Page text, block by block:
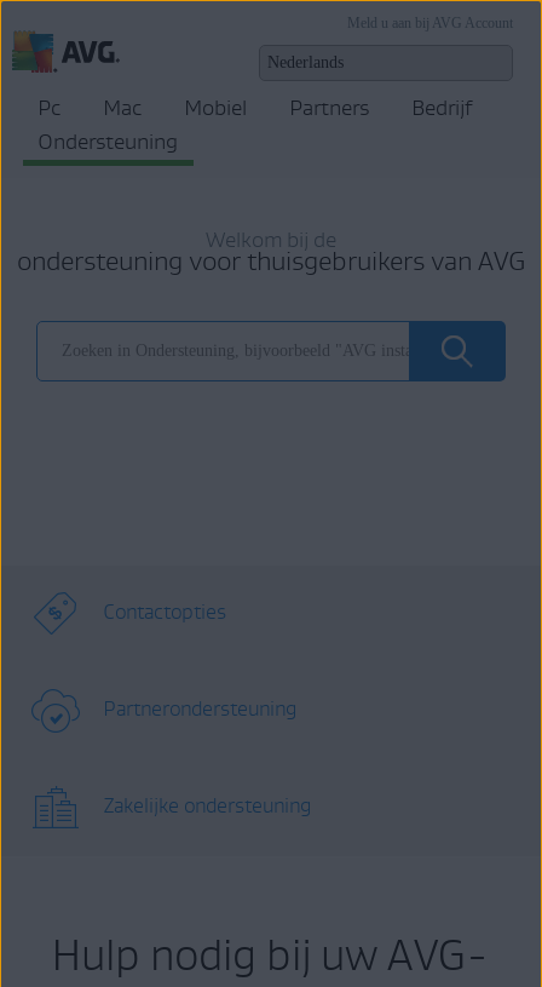
Meld u aan bij AVG Account
Pc Mac Mobiel Partners
Bedrijf
Ondersteuning
Welkom bij de
ondersteuning voor thuisgebruikers van AVG
Contactopties
Partnerondersteuning
Zakelijke ondersteuning
Hulp nodig bij uw AVG-